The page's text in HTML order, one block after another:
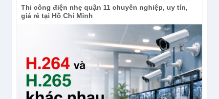
Thi công điện nhẹ quận 11 chuyên nghiệp, uy tín,
giá rẻ tại Hồ Chí Minh